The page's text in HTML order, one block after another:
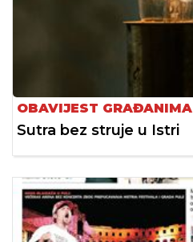
OBAVIJEST GRAĐANIMA
Sutra bez struje u Istri